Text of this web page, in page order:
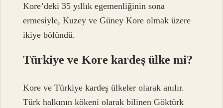
Kore’deki 35 yıllık egemenliğinin sona
ermesiyle, Kuzey ve Güney Kore olmak üzere
ikiye bölündü.
Türkiye ve Kore kardeş ülke mi?
Kore ve Türkiye kardeş ülkeler olarak anılır.
Türk halkının kökeni olarak bilinen Göktürk